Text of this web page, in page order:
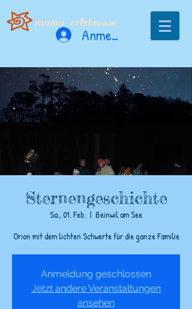
momo-erlebnisse
Anmelden
Sternengeschichte
Sa., 01. Feb.
  |
Beinwil am See
Orion mit dem lichten Schwerte für die ganze Familie
Anmeldung geschlossen
Jetzt andere Veranstaltungen
ansehen